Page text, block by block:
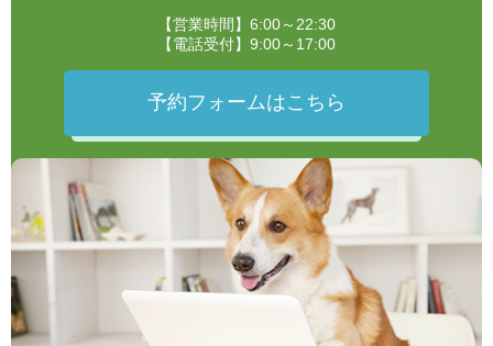
【営業時間】6:00～22:30
【電話受付】9:00～17:00
予約フォームはこちら